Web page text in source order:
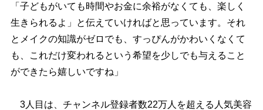
「子どもがいても時間やお金に余裕がなくても、楽しく
生きられるよ」と伝えていければと思っています。それ
とメイクの知識がゼロでも、すっぴんがかわいくなくて
も、これだけ変われるという希望を少しでも与えること
ができたら嬉しいですね」
3人目は、チャンネル登録者数22万人を超える人気美容